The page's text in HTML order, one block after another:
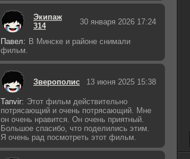
Экипаж
314
30 января 2026 17:24
Павел: В Минске и районе снимали
фильм.
Зверополис 13 июня 2025 15:38
Tanvir: Этот фильм действительно
потрясающий и очень потрясающий. Мне
он очень нравится. Он очень приятный.
Большое спасибо, что поделились этим.
Я очень рад посмотреть этот фильм.